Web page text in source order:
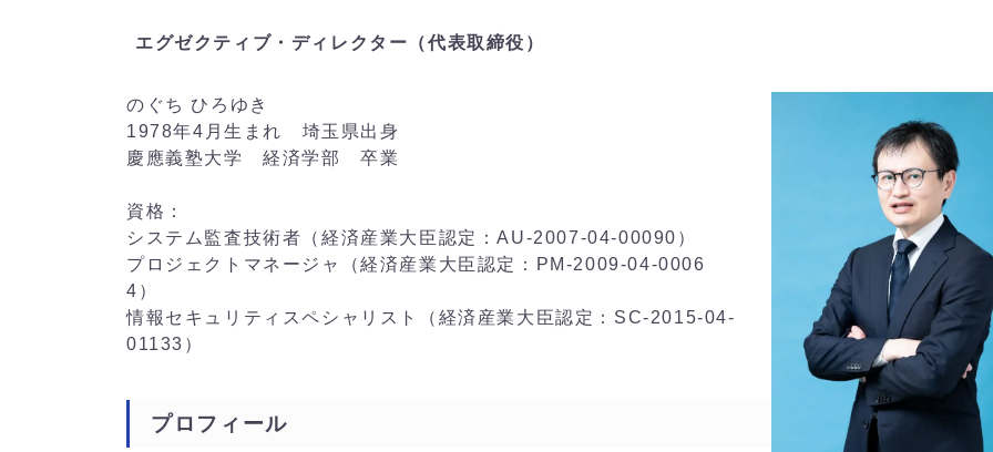
エグゼクティブ・ディレクター（代表取締役）
のぐち ひろゆき
1978年4月生まれ 埼玉県出身
慶應義塾大学 経済学部 卒業
資格：
システム監査技術者（経済産業大臣認定：AU-2007-04-00090）
プロジェクトマネージャ（経済産業大臣認定：PM-2009-04-0006
4）
情報セキュリティスペシャリスト（経済産業大臣認定：SC-2015-04-
01133）
プロフィール